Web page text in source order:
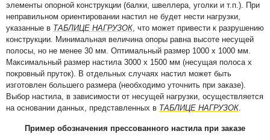
элементы опорной конструкции (балки, швеллера, уголки и т.п.). При
неправильном ориентировании настил не будет нести нагрузки,
указанные в ТАБЛИЦЕ НАГРУЗОК, что может привести к разрушению
конструкции. Минимальная величина опоры равна высоте несущей
полосы, но не менее 30 мм. Оптимальный размер 1000 х 1000 мм.
Максимальный размер настила 3000 х 1500 мм (несущая полоса х
покровный пруток). В отдельных случаях настил может быть
изготовлен большего размера (необходимо уточнить при заказе).
Выбор настила, в зависимости от несущей нагрузки, осуществляется
на основании данных, представленных в ТАБЛИЦЕ НАГРУЗОК.
Пример обозначения прессованного настила при заказе